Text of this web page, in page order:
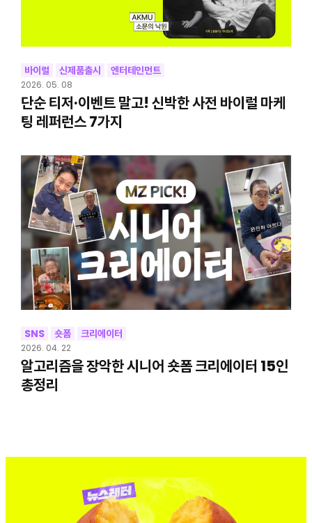
바이럴 신제품출시 엔터테인먼트
2026. 05. 08
단순 티저·이벤트 말고! 신박한 사전 바이럴 마케
팅 레퍼런스 7가지
SNS 숏폼 크리에이터
2026. 04. 22
알고리즘을 장악한 시니어 숏폼 크리에이터 15인
총정리